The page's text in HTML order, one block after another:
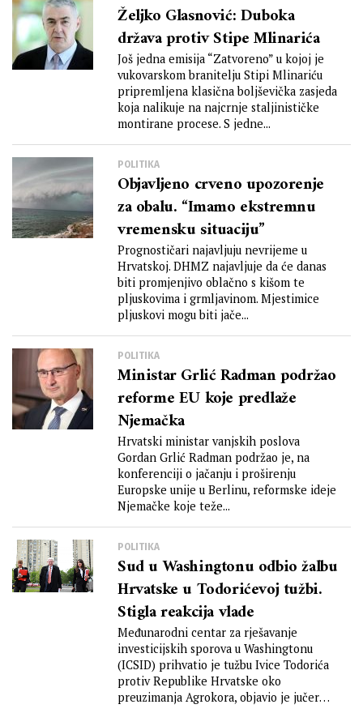
Željko Glasnović: Duboka
država protiv Stipe Mlinarića
Još jedna emisija “Zatvoreno” u kojoj je
vukovarskom branitelju Stipi Mlinariću
pripremljena klasična boljševička zasjeda
koja nalikuje na najcrnje staljinističke
montirane procese. S jedne...
POLITIKA
Objavljeno crveno upozorenje
za obalu. “Imamo ekstremnu
vremensku situaciju”
Prognostičari najavljuju nevrijeme u
Hrvatskoj. DHMZ najavljuje da će danas
biti promjenjivo oblačno s kišom te
pljuskovima i grmljavinom. Mjestimice
pljuskovi mogu biti jače...
POLITIKA
Ministar Grlić Radman podržao
reforme EU koje predlaže
Njemačka
Hrvatski ministar vanjskih poslova
Gordan Grlić Radman podržao je, na
konferenciji o jačanju i proširenju
Europske unije u Berlinu, reformske ideje
Njemačke koje teže...
POLITIKA
Sud u Washingtonu odbio žalbu
Hrvatske u Todorićevoj tužbi.
Stigla reakcija vlade
Međunarodni centar za rješavanje
investicijskih sporova u Washingtonu
(ICSID) prihvatio je tužbu Ivice Todorića
protiv Republike Hrvatske oko
preuzimanja Agrokora, objavio je jučer